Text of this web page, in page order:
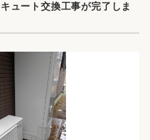
ュート交換工事が完了しま